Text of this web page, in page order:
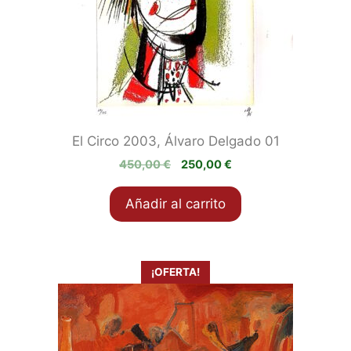
El Circo 2003, Álvaro Delgado 01
450,00€
El
original
era:
250,00€
actual
es:
Añadir al carrito
¡OFERTA!